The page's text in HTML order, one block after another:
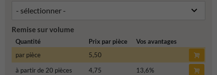
Remise sur volume
Quantité Prix par pièce
Vos avantages
par pièce
5,50
à partir de 20 pièces
4,75 13,6%